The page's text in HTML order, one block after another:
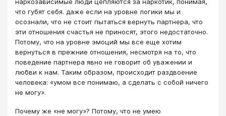
что губят себя. даже если на уровне логики мы и
осознали, что не стоит пытаться вернуть партнера, что
эти отношения счастья не приносят, этого недостаточно.
Потому, что на уровне эмоций мы все еще хотим
вернуться в прежние отношения, несмотря на то, что
поведение партнера явно не говорит об уважении и
любви к нам. Таким образом, происходит раздвоение
человека: «умом все понимаю, а сделать с собой ничего
не могу».
Почему же «не могу»? Потому, что не умею